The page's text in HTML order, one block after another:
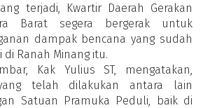
terjadi, Kwartir Daerah Gerakan
Barat segera bergerak untuk
dampak bencana yang sudah
Ranah Minang itu.
Kak Yulius ST, mengatakan,
telah dilakukan antara lain
Satuan Pramuka Peduli, baik di